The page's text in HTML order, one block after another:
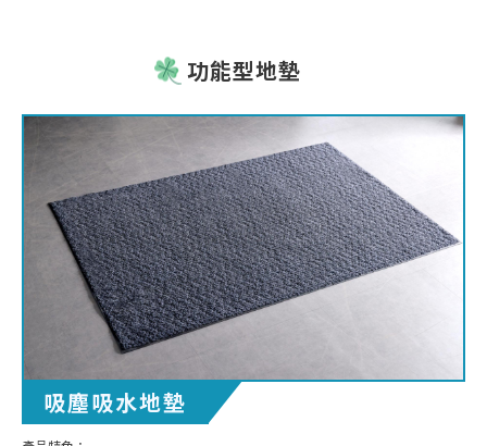
功能型地墊
吸塵吸水地墊